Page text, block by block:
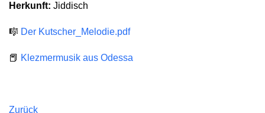
Herkunft: Jiddisch
🎼 Der Kutscher_Melodie.pdf
📕 Klezmermusik aus Odessa
Zurück